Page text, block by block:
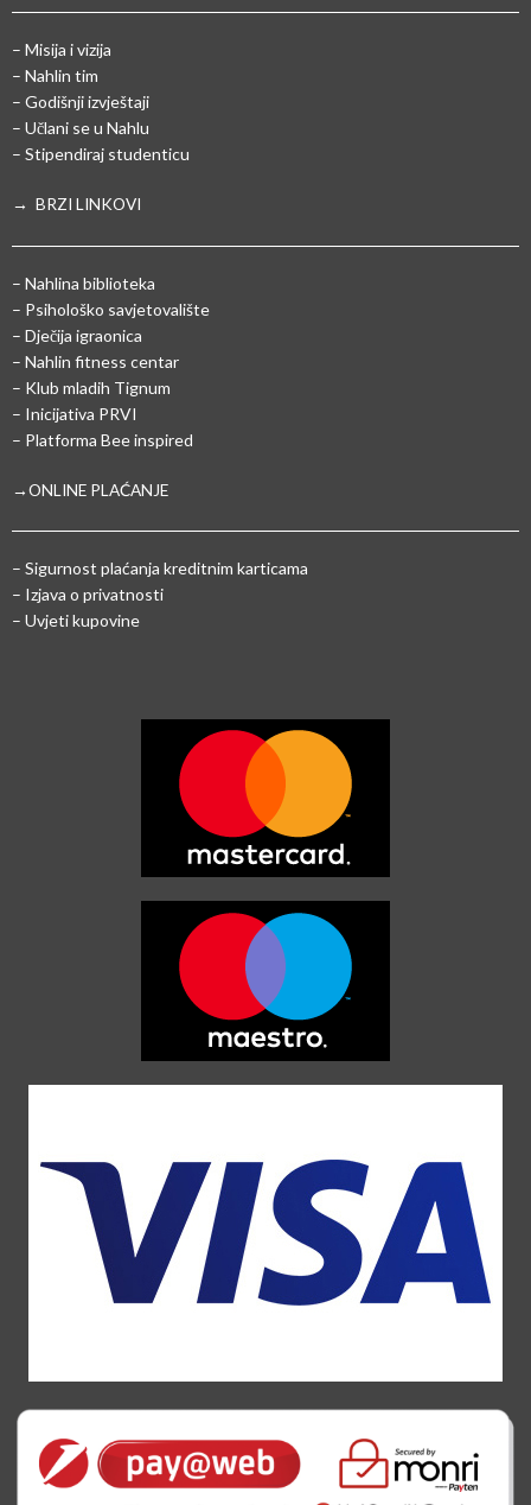
– Misija i vizija
– Nahlin tim
– Godišnji izvještaji
– Učlani se u Nahlu
– Stipendiraj studenticu
→ BRZI LINKOVI
– Nahlina biblioteka
– Psihološko savjetovalište
– Dječija igraonica
– Nahlin fitness centar
– Klub mladih Tignum
– Inicijativa PRVI
– Platforma Bee inspired
→ONLINE PLAĆANJE
– Sigurnost plaćanja kreditnim karticama
– Izjava o privatnosti
– Uvjeti kupovine